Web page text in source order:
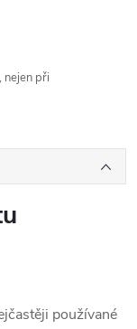
nejen při
používané